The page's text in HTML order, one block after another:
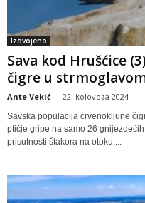
Izdvojeno
Sava kod Hrušćice
čigre u
Ante Vekić - 22. kolovoza 2024
Savska populacija crvenokljune
ptičje gripe na samo 26
prisutnosti štakora na otoku,...